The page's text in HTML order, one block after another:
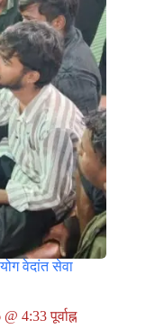
वेदांत सेवा
4:33 पूर्वाह्न